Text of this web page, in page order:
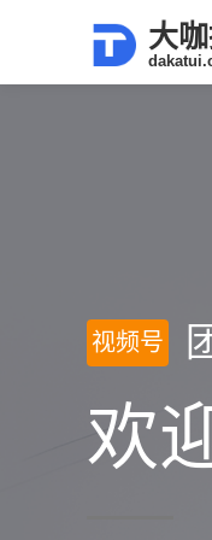
大
视频号
欢